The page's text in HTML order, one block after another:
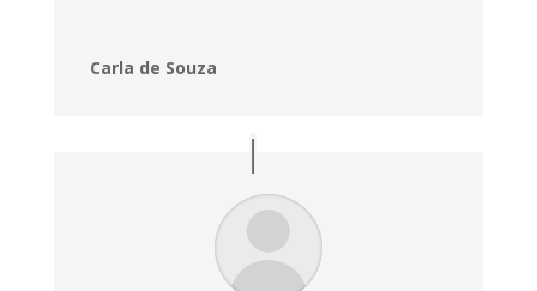
Carla de Souza